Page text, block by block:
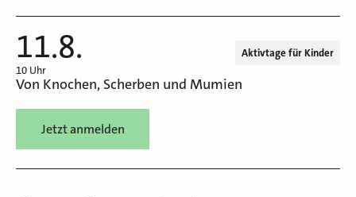
11.8.
10 Uhr
Aktivtage für Kinder
Von Knochen, Scherben und Mumien
Jetzt anmelden